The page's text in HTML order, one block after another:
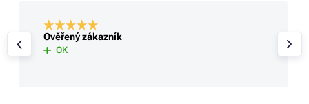
Ověřený zákazník
OK